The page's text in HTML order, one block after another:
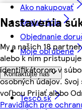
Nastavenia
My a našich 18
alebo k nim
identifikátorom v
osobných údajov.
voľbou Prijať alebo
Pravidlách pre
Ako nakupovať
Registrácia
Objednanie
Moje obľúbené
Kontaktujte nás
Tesco.sk